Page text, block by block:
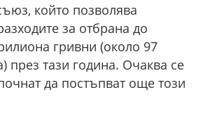
който позволява
за отбрана до
гривни (около 97
през тази година. Очаква се
да постъпват още този